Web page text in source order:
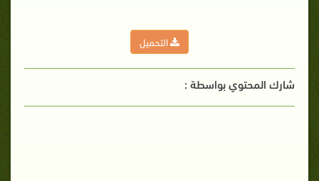
التحميل
شارك المحتوي بواسطة :